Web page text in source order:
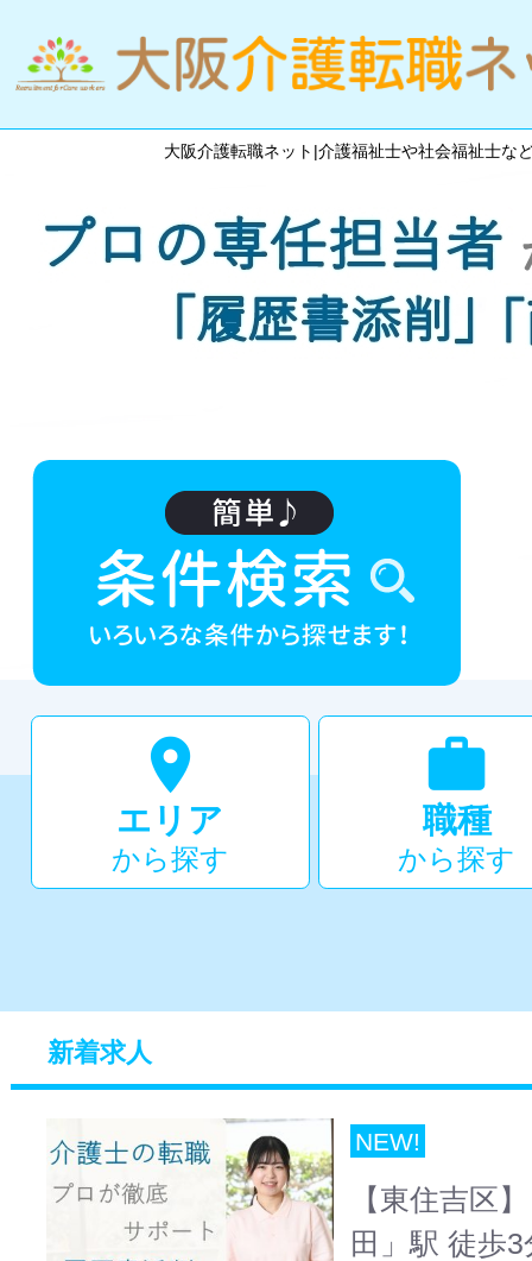
大阪介護転職ネット|介護福祉士や社会福祉士な

エリア
から探す

職種
から探す
新着求人
NEW!
【東住吉区
田」駅 徒歩